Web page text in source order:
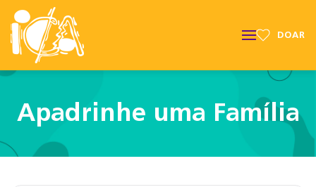
DOAR
Apadrinhe uma Família